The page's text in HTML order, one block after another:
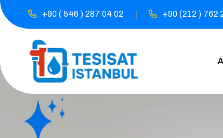
+90 ( 546 ) 287 04 02 +90 (212 ) 762